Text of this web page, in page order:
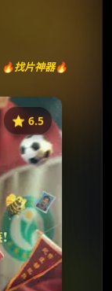
🔥找片神器🔥
⭐️ 6.5